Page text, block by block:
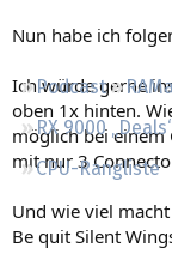
Podcast
RX 9000
CPU-Rangliste
Nun habe ich
Ich würde gerne
oben 1x hinten.
möglich bei einem
mit nur 3
Und wie viel
Be quit Silent